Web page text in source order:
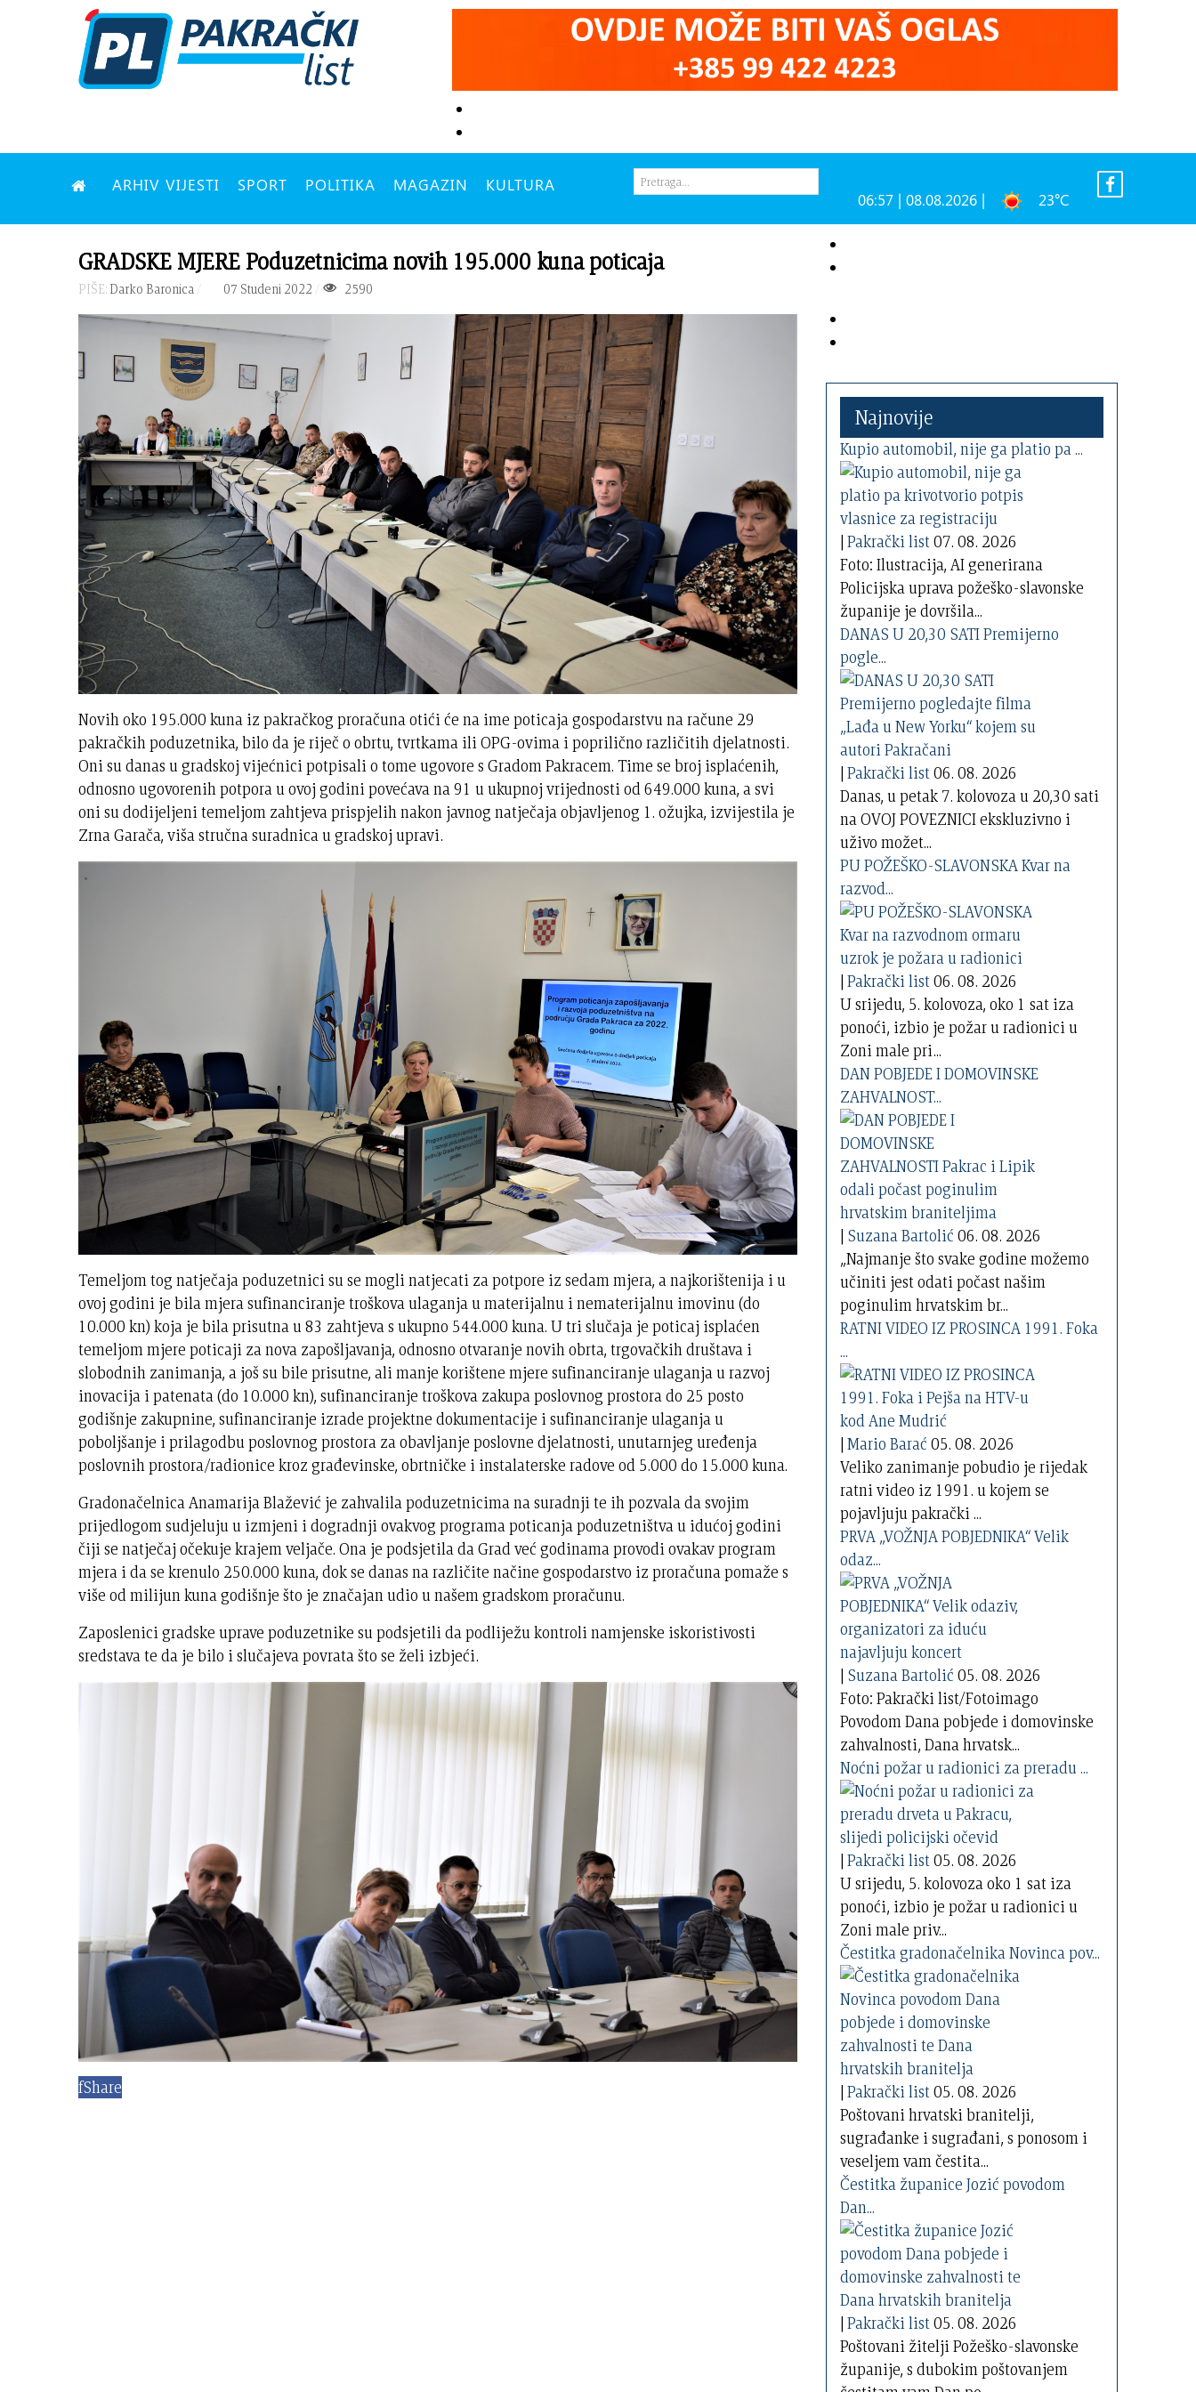
ARHIV VIJESTI SPORT POLITIKA MAGAZIN KULTURA
06:57 | 08.08.2026 | 23°C
GRADSKE MJERE Poduzetnicima novih 195.000 kuna poticaja
PIŠE: Darko Baronica 07 Studeni 2022 2590
Novih oko 195.000 kuna iz pakračkog proračuna otići će na ime poticaja gospodarstvu na račune 29
pakračkih poduzetnika, bilo da je riječ o obrtu, tvrtkama ili OPG-ovima i poprilično različitih djelatnosti.
Oni su danas u gradskoj vijećnici potpisali o tome ugovore s Gradom Pakracem. Time se broj isplaćenih,
odnosno ugovorenih potpora u ovoj godini povećava na 91 u ukupnoj vrijednosti od 649.000 kuna, a svi
oni su dodijeljeni temeljom zahtjeva prispjelih nakon javnog natječaja objavljenog 1. ožujka, izvijestila je
Zrna Garača, viša stručna suradnica u gradskoj upravi.
Temeljom tog natječaja poduzetnici su se mogli natjecati za potpore iz sedam mjera, a najkorištenija i u
ovoj godini je bila mjera sufinanciranje troškova ulaganja u materijalnu i nematerijalnu imovinu (do
10.000 kn) koja je bila prisutna u 83 zahtjeva s ukupno 544.000 kuna. U tri slučaja je poticaj isplaćen
temeljom mjere poticaji za nova zapošljavanja, odnosno otvaranje novih obrta, trgovačkih društava i
slobodnih zanimanja, a još su bile prisutne, ali manje korištene mjere sufinanciranje ulaganja u razvoj
inovacija i patenata (do 10.000 kn), sufinanciranje troškova zakupa poslovnog prostora do 25 posto
godišnje zakupnine, sufinanciranje izrade projektne dokumentacije i sufinanciranje ulaganja u
poboljšanje i prilagodbu poslovnog prostora za obavljanje poslovne djelatnosti, unutarnjeg uređenja
poslovnih prostora/radionice kroz građevinske, obrtničke i instalaterske radove od 5.000 do 15.000 kuna.
Gradonačelnica Anamarija Blažević je zahvalila poduzetnicima na suradnji te ih pozvala da svojim
prijedlogom sudjeluju u izmjeni i dogradnji ovakvog programa poticanja poduzetništva u idućoj godini
čiji se natječaj očekuje krajem veljače. Ona je podsjetila da Grad već godinama provodi ovakav program
mjera i da se krenulo 250.000 kuna, dok se danas na različite načine gospodarstvo iz proračuna pomaže s
više od milijun kuna godišnje što je značajan udio u našem gradskom proračunu.
Zaposlenici gradske uprave poduzetnike su podsjetili da podliježu kontroli namjenske iskoristivosti
sredstava te da je bilo i slučajeva povrata što se želi izbjeći.
fShare
Najnovije
Kupio automobil, nije ga platio pa ...
|Pakrački list07. 08. 2026
Foto: Ilustracija, AI generirana
Policijska uprava požeško-slavonske
županije je dovršila...
DANAS U 20,30 SATI Premijerno
pogle...
|Pakrački list06. 08. 2026
Danas, u petak 7. kolovoza u 20,30 sati
na OVOJ POVEZNICI ekskluzivno i
uživo možet...
PU POŽEŠKO-SLAVONSKA Kvar na
razvod...
|Pakrački list06. 08. 2026
U srijedu, 5. kolovoza, oko 1 sat iza
ponoći, izbio je požar u radionici u
Zoni male pri...
DAN POBJEDE I DOMOVINSKE
ZAHVALNOST...
| Suzana Bartolić 06. 08. 2026
„Najmanje što svake godine možemo
učiniti jest odati počast našim
poginulim hrvatskim br...
RATNI VIDEO IZ PROSINCA 1991. Foka
...
|Mario Barać 05. 08. 2026
Veliko zanimanje pobudio je rijedak
ratni video iz 1991. u kojem se
pojavljuju pakrački ...
PRVA „VOŽNJA POBJEDNIKA“ Velik
odaz...
| Suzana Bartolić 05. 08. 2026
Foto: Pakrački list/Fotoimago
Povodom Dana pobjede i domovinske
zahvalnosti, Dana hrvatsk...
Noćni požar u radionici za preradu ...
|Pakrački list05. 08. 2026
U srijedu, 5. kolovoza oko 1 sat iza
ponoći, izbio je požar u radionici u
Zoni male priv...
Čestitka gradonačelnika Novinca pov...
|Pakrački list05. 08. 2026
Poštovani hrvatski branitelji,
sugrađanke i sugrađani, s ponosom i
veseljem vam čestita...
Čestitka županice Jozić povodom
Dan...
|Pakrački list05. 08. 2026
Poštovani žitelji Požeško-slavonske
županije, s dubokim poštovanjem